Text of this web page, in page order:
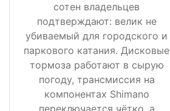
сотен владельцев
подтверждают: велик не
убиваемый для городского и
паркового катания. Дисковые
тормоза работают в сырую
погоду, трансмиссия на
компонентах Shimano